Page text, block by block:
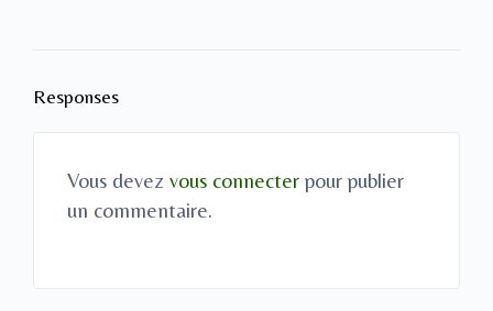
Responses
Vous devez vous connecter pour publier
un commentaire.